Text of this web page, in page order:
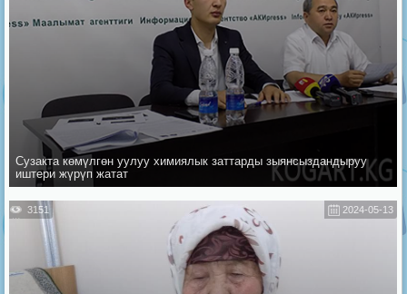
Сузакта көмүлгөн уулуу химиялык заттарды зыянсыздандыруу
иштери жүрүп жатат
2024-05-13
3151